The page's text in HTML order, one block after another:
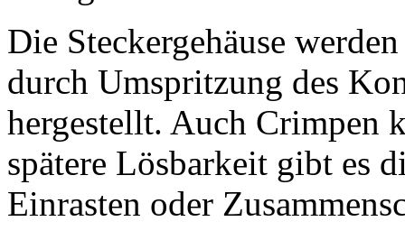
Die Steckergehäuse
durch Umspritzung des
hergestellt. Auch Crimpen
spätere Lösbarkeit gibt es
Einrasten oder